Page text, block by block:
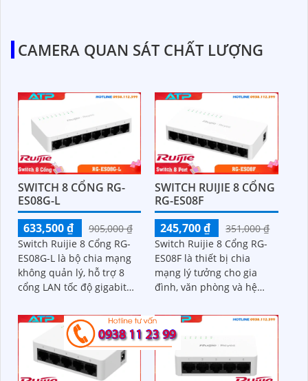
CAMERA QUAN SÁT CHẤT LƯỢNG
SWITCH 8 CỔNG RG-
ES08G-L
633,500 ₫
905,000 ₫
Switch Ruijie 8 Cổng RG-
ES08G-L là bộ chia mạng
không quản lý, hỗ trợ 8
cổng LAN tốc độ gigabit
thiết kế nhỏ gọn, hiệu suất
ổn định, khả năng chống
sét 4kV và bảo hành chính
hãng lên đến 36 tháng,
đây là giải pháp lý tưởng
SWITCH RUIJIE 8 CỔNG
RG-ES08F
245,700 ₫
351,000 ₫
Switch Ruijie 8 Cổng RG-
ES08F là thiết bị chia
mạng lý tưởng cho gia
đình, văn phòng và hệ
Với 8 cổng LAN tốc độ
10/100/1000Mbps, thiết kế
nhỏ gọn, vỏ nhựa bền
chắc, giúp truyền dữ liệu
ổn định, hỗ trợ auto